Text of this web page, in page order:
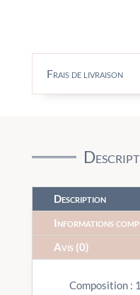
Frais de livraison
Description
Informations
Avis (0)
Composition :